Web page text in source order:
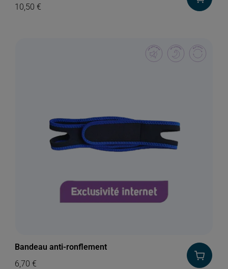
10,50€
Bandeau anti-ronflement
6,70€